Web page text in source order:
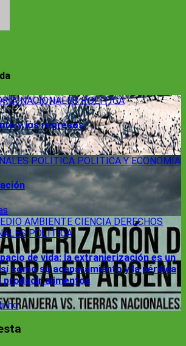
NACIONALESPOLÍTICA
y los regresos
POLÍTICA POLÍTICA Y ECONOMÍA
AMBIENTE CIENCIA DERECHOS
POLÍTICA
de vida: la extranjerización es un
como su acaparamiento y la pérdida
producir alimentos